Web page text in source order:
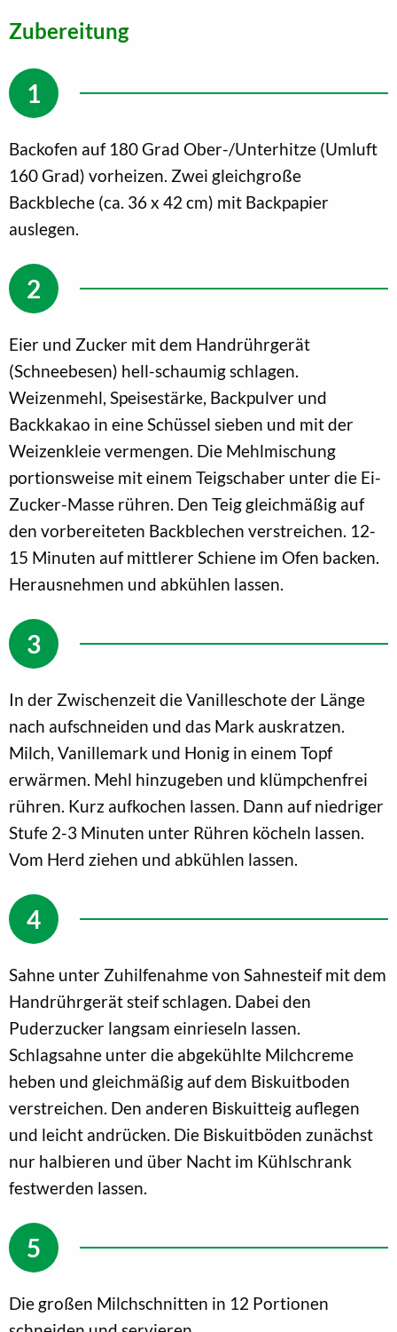
Zubereitung
Backofen auf 180 Grad Ober-/Unterhitze (Umluft
160 Grad) vorheizen. Zwei gleichgroße
Backbleche (ca. 36 x 42 cm) mit Backpapier
auslegen.
Eier und Zucker mit dem Handrührgerät
(Schneebesen) hell-schaumig schlagen.
Weizenmehl, Speisestärke, Backpulver und
Backkakao in eine Schüssel sieben und mit der
Weizenkleie vermengen. Die Mehlmischung
portionsweise mit einem Teigschaber unter die Ei-
Zucker-Masse rühren. Den Teig gleichmäßig auf
den vorbereiteten Backblechen verstreichen. 12-
15 Minuten auf mittlerer Schiene im Ofen backen.
Herausnehmen und abkühlen lassen.
In der Zwischenzeit die Vanilleschote der Länge
nach aufschneiden und das Mark auskratzen.
Milch, Vanillemark und Honig in einem Topf
erwärmen. Mehl hinzugeben und klümpchenfrei
rühren. Kurz aufkochen lassen. Dann auf niedriger
Stufe 2-3 Minuten unter Rühren köcheln lassen.
Vom Herd ziehen und abkühlen lassen.
Sahne unter Zuhilfenahme von Sahnesteif mit dem
Handrührgerät steif schlagen. Dabei den
Puderzucker langsam einrieseln lassen.
Schlagsahne unter die abgekühlte Milchcreme
heben und gleichmäßig auf dem Biskuitboden
verstreichen. Den anderen Biskuitteig auflegen
und leicht andrücken. Die Biskuitböden zunächst
nur halbieren und über Nacht im Kühlschrank
festwerden lassen.
Die großen Milchschnitten in 12 Portionen